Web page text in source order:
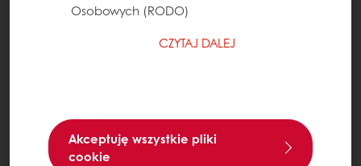
Osobowych (RODO)
CZYTAJ DALEJ
Akceptuję wszystkie pliki
cookie